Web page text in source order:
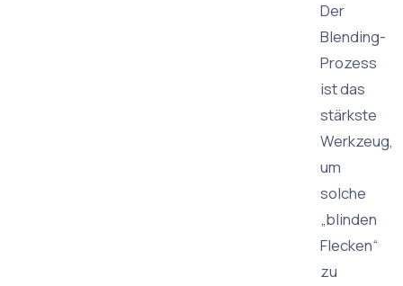
Der
Blending-
Prozess
ist das
stärkste
Werkzeug,
um
solche
„blinden
Flecken“
zu